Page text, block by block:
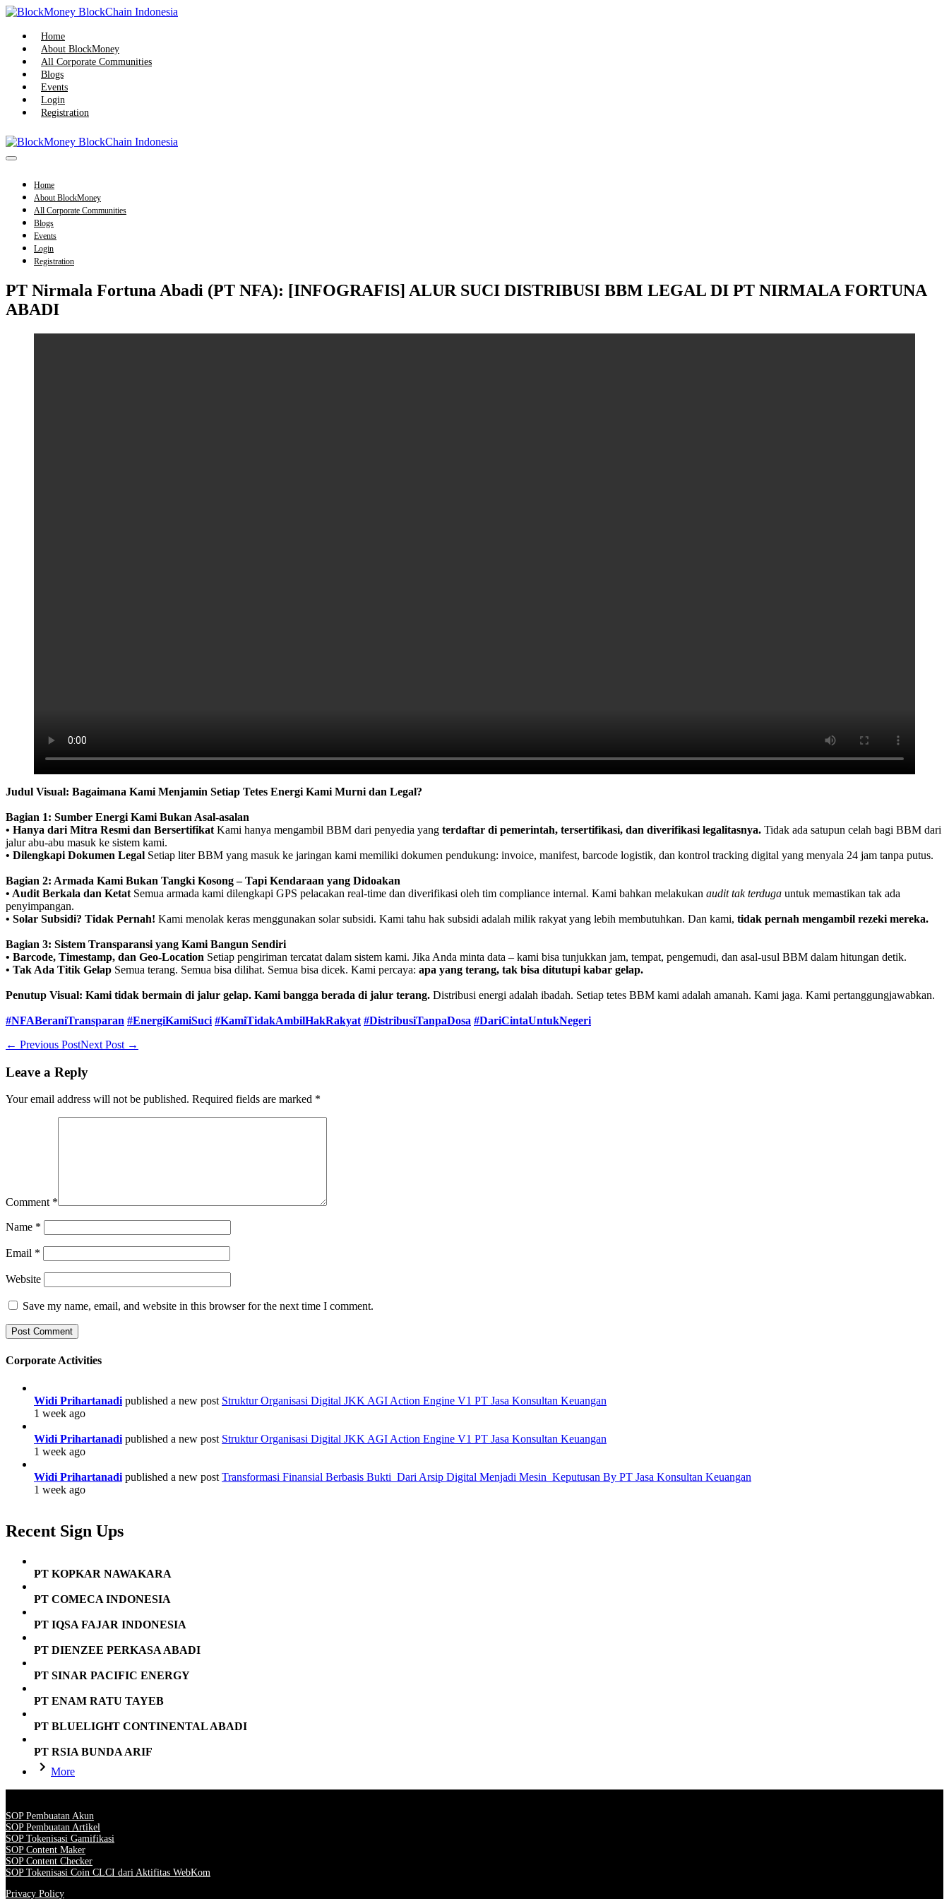
Skip
content
Home
About BlockMoney
All Corporate Communities
Blogs
Events
Login
Registration
Menu
Home
About BlockMoney
All Corporate Communities
Blogs
Events
Login
Registration
PT Nirmala Fortuna Abadi (PT NFA): [INFOGRAFIS] ALUR SUCI DISTRIBUSI BBM LEGAL DI PT NIRMALA FORTUNA
ABADI
Judul Visual: Bagaimana Kami Menjamin Setiap Tetes Energi Kami Murni dan Legal?
Bagian 1: Sumber Energi Kami Bukan Asal-asalan
• Hanya dari Mitra Resmi dan Bersertifikat Kami hanya mengambil BBM dari penyedia yang terdaftar di pemerintah, tersertifikasi, dan diverifikasi legalitasnya. Tidak ada satupun celah bagi BBM dari
jalur abu-abu masuk ke sistem kami.
• Dilengkapi Dokumen Legal Setiap liter BBM yang masuk ke jaringan kami memiliki dokumen pendukung: invoice, manifest, barcode logistik, dan kontrol tracking digital yang menyala 24 jam tanpa putus.
Bagian 2: Armada Kami Bukan Tangki Kosong – Tapi Kendaraan yang Didoakan
• Audit Berkala dan Ketat Semua armada kami dilengkapi GPS pelacakan real-time dan diverifikasi oleh tim compliance internal. Kami bahkan melakukan audit tak terduga untuk memastikan tak ada
penyimpangan.
• Solar Subsidi? Tidak Pernah! Kami menolak keras menggunakan solar subsidi. Kami tahu hak subsidi adalah milik rakyat yang lebih membutuhkan. Dan kami, tidak pernah mengambil rezeki mereka.
Bagian 3: Sistem Transparansi yang Kami Bangun Sendiri
• Barcode, Timestamp, dan Geo-Location Setiap pengiriman tercatat dalam sistem kami. Jika Anda minta data – kami bisa tunjukkan jam, tempat, pengemudi, dan asal-usul BBM dalam hitungan detik.
• Tak Ada Titik Gelap Semua terang. Semua bisa dilihat. Semua bisa dicek. Kami percaya: apa yang terang, tak bisa ditutupi kabar gelap.
Penutup Visual: Kami tidak bermain di jalur gelap. Kami bangga berada di jalur terang. Distribusi energi adalah ibadah. Setiap tetes BBM kami adalah amanah. Kami jaga. Kami pertanggungjawabkan.
#NFABeraniTransparan #EnergiKamiSuci #KamiTidakAmbilHakRakyat #DistribusiTanpaDosa #DariCintaUntukNegeri
Post
← Previous PostNext Post →
Leave a Reply
Your email address will not be published. Required fields are marked *
Comment *
Name *
Email *
Website
Save my name, email, and website in this browser for the next time I comment.
Corporate Activities
Widi Prihartanadi published a new post Struktur Organisasi Digital JKK AGI Action Engine V1 PT Jasa Konsultan Keuangan
1 week ago
Widi Prihartanadi published a new post Struktur Organisasi Digital JKK AGI Action Engine V1 PT Jasa Konsultan Keuangan
1 week ago
Widi Prihartanadi published a new post Transformasi Finansial Berbasis Bukti Dari Arsip Digital Menjadi Mesin Keputusan By PT Jasa Konsultan Keuangan
1 week ago
Recent Sign Ups
PT KOPKAR NAWAKARA
PT COMECA INDONESIA
PT IQSA FAJAR INDONESIA
PT DIENZEE PERKASA ABADI
PT SINAR PACIFIC ENERGY
PT ENAM RATU TAYEB
PT BLUELIGHT CONTINENTAL ABADI
PT RSIA BUNDA ARIF
More
SOP Pembuatan Akun
SOP Pembuatan Artikel
SOP Tokenisasi Gamifikasi
SOP Content Maker
SOP Content Checker
SOP Tokenisasi Coin CLCI dari Aktifitas WebKom
Privacy Policy